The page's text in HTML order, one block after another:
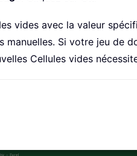
vides avec la valeur
Si votre jeu de
Cellules vides